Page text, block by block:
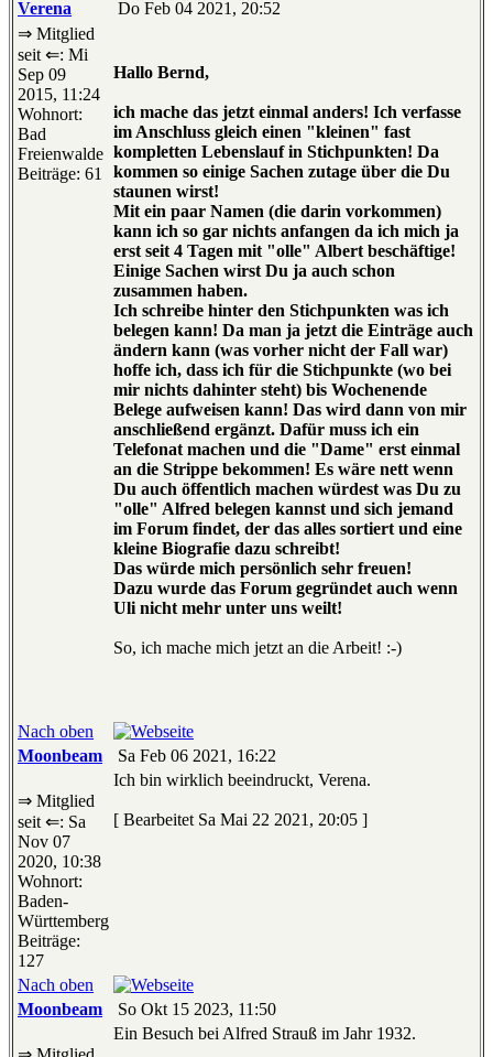
Verena
Do Feb 04 2021, 20:52
⇒ Mitglied
seit ⇐: Mi
Sep 09
2015, 11:24
Wohnort:
Bad
Freienwalde
Beiträge: 61
Hallo Bernd,
ich mache das jetzt einmal anders! Ich verfasse
im Anschluss gleich einen "kleinen" fast
kompletten Lebenslauf in Stichpunkten! Da
kommen so einige Sachen zutage über die Du
staunen wirst!
Mit ein paar Namen (die darin vorkommen)
kann ich so gar nichts anfangen da ich mich ja
erst seit 4 Tagen mit "olle" Albert beschäftige!
Einige Sachen wirst Du ja auch schon
zusammen haben.
Ich schreibe hinter den Stichpunkten was ich
belegen kann! Da man ja jetzt die Einträge auch
ändern kann (was vorher nicht der Fall war)
hoffe ich, dass ich für die Stichpunkte (wo bei
mir nichts dahinter steht) bis Wochenende
Belege aufweisen kann! Das wird dann von mir
anschließend ergänzt. Dafür muss ich ein
Telefonat machen und die "Dame" erst einmal
an die Strippe bekommen! Es wäre nett wenn
Du auch öffentlich machen würdest was Du zu
"olle" Alfred belegen kannst und sich jemand
im Forum findet, der das alles sortiert und eine
kleine Biografie dazu schreibt!
Das würde mich persönlich sehr freuen!
Dazu wurde das Forum gegründet auch wenn
Uli nicht mehr unter uns weilt!
So, ich mache mich jetzt an die Arbeit! :-)
Nach oben
Moonbeam
Sa Feb 06 2021, 16:22
⇒ Mitglied
seit ⇐: Sa
Nov 07
2020, 10:38
Wohnort:
Baden-
Württemberg
Beiträge:
127
Ich bin wirklich beeindruckt, Verena.
[ Bearbeitet Sa Mai 22 2021, 20:05 ]
Nach oben
Moonbeam
So Okt 15 2023, 11:50
Ein Besuch bei Alfred Strauß im Jahr 1932.